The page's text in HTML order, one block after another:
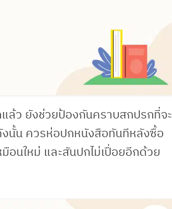
ล้ว ยังช่วยป้องกันคราบสกปรกที่จะ
งนั้น ควรห่อปกหนังสือทันทีหลังซื้อ
นใหม่ และสันปกไม่เปื่อยอีกด้วย